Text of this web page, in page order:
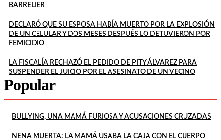
BARRELIER
DECLARÓ QUE SU ESPOSA HABÍA MUERTO POR LA EXPLOSIÓN
DE UN CELULAR Y DOS MESES DESPUÉS LO DETUVIERON POR
FEMICIDIO
LA FISCALÍA RECHAZÓ EL PEDIDO DE PITY ÁLVAREZ PARA
SUSPENDER EL JUICIO POR EL ASESINATO DE UN VECINO
Popular
BULLYING, UNA MAMÁ FURIOSA Y ACUSACIONES CRUZADAS
NENA MUERTA: LA MAMÁ USABA LA CAJA CON EL CUERPO